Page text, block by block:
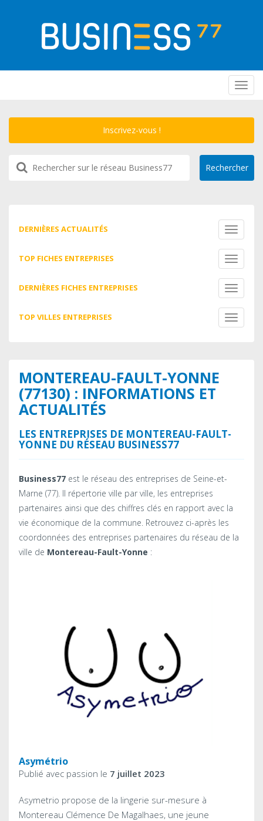
Inscrivez-vous !
DERNIÈRES ACTUALITÉS
Toggle
TOP FICHES ENTREPRISES
Toggle
DERNIÈRES FICHES ENTREPRISES
Toggle
TOP VILLES ENTREPRISES
Toggle
MONTEREAU-FAULT-YONNE
(77130) : INFORMATIONS ET
ACTUALITÉS
LES ENTREPRISES DE MONTEREAU-FAULT-
YONNE DU RÉSEAU BUSINESS77
Business77 est le réseau des entreprises de Seine-et-
Marne (77). Il répertorie ville par ville, les entreprises
partenaires ainsi que des chiffres clés en rapport avec la
vie économique de la commune. Retrouvez ci-après les
coordonnées des entreprises partenaires du réseau de la
ville de Montereau-Fault-Yonne :
Asymétrio
Publié avec passion le 7 juillet 2023
Asymetrio propose de la lingerie sur-mesure à
Montereau Clémence De Magalhaes, une jeune